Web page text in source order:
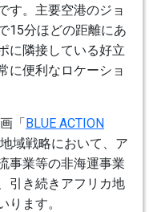
す。主要空港のジョ
15分ほどの距離にあ
に隣接している好立
に便利なロケーショ
「BLUE ACTION
域戦略において、ア
事業等の非海運事業
引き続きアフリカ地
ります。